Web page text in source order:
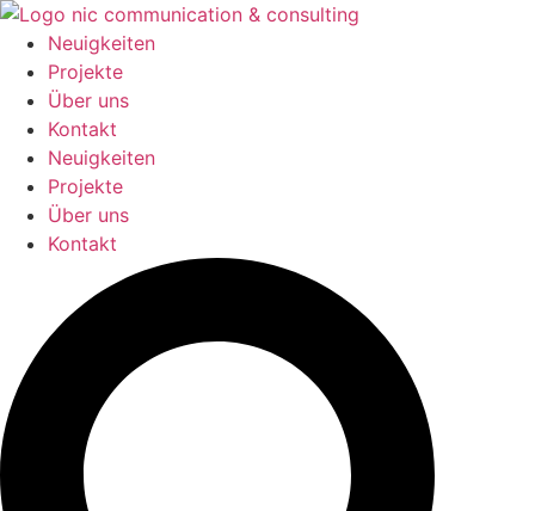
Zum
Inhalt
springen
Neuigkeiten
Projekte
Über uns
Kontakt
Neuigkeiten
Projekte
Über uns
Kontakt